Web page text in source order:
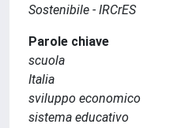
Sostenibile - IRCrES
Parole chiave
scuola
Italia
sviluppo economico
sistema educativo